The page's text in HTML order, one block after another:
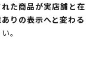
た商品が実店舗と在
りの表示へと変わる
。